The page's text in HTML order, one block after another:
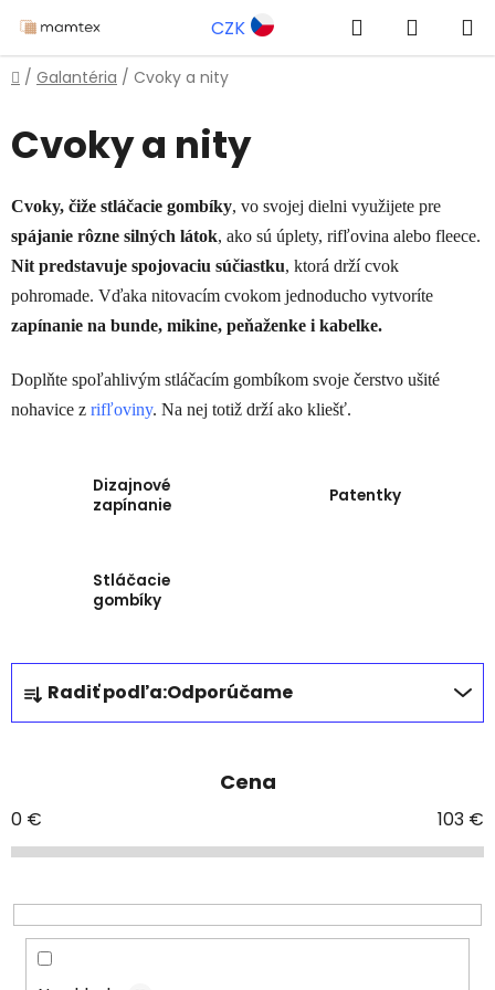
na
obsah
CZK Hľadať
KOŠÍK
Domov
/ Galantéria / Cvoky a nity
Cvoky a nity
Cvoky, čiže stláčacie gombíky, vo svojej dielni využijete pre
spájanie rôzne silných látok, ako sú úplety, rifľovina alebo fleece.
Nit predstavuje spojovaciu súčiastku, ktorá drží cvok
pohromade. Vďaka nitovacím cvokom jednoducho vytvoríte
zapínanie na bunde, mikine, peňaženke i kabelke.
Doplňte spoľahlivým stláčacím gombíkom svoje čerstvo ušité
nohavice z rifľoviny. Na nej totiž drží ako kliešť.
Dizajnové
zapínanie
Patentky
Stláčacie
gombíky
R
a
d
i
e
r
o
Radiť podľa:Odporúčame
Cena
0 € 103 €